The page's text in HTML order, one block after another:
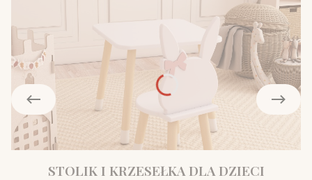
STOLIK I KRZESEŁKA DLA DZIECI